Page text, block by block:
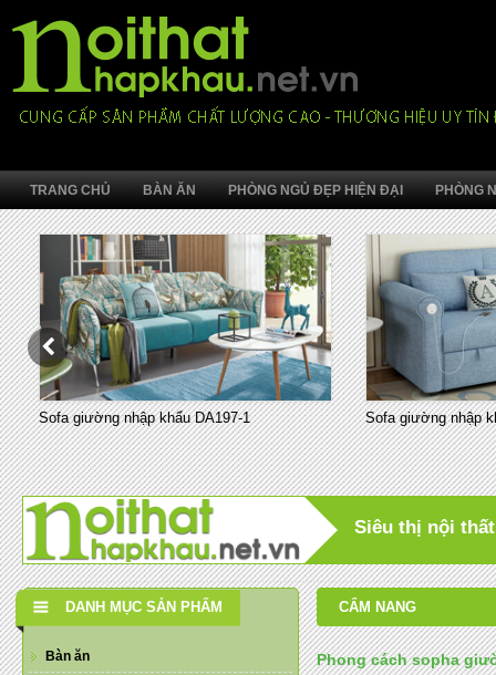
TRANG CHỦ BÀN ĂN PHÒNG NGỦ ĐẸP HIỆN ĐẠI PHÒNG
Sofa giường nhập khẩu DA197-1 Sofa giường nhập
Siêu thị nội
DANH MỤC SẢN PHẨM
Bàn ăn
CẨM NANG
Phong cách sopha